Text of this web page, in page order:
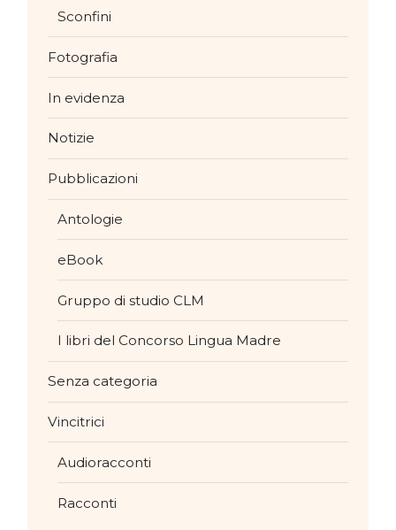
Sconfini
Fotografia
In evidenza
Notizie
Pubblicazioni
Antologie
eBook
Gruppo di studio CLM
I libri del Concorso Lingua Madre
Senza categoria
Vincitrici
Audioracconti
Racconti